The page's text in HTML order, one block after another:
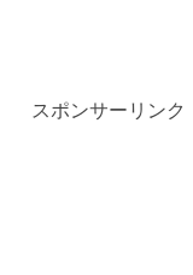
スポンサーリンク